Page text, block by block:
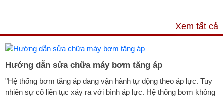
Xem tất cả
Hướng dẫn sửa chữa máy bơm tăng áp
"Hệ thống bơm tăng áp đang vận hành tự động theo áp lực. Tuy
nhiên sự cố liên tục xảy ra với bình áp lực. Hệ thống bơm không